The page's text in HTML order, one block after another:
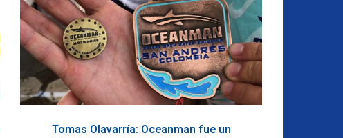
Tomas Olavarría: Oceanman fue un